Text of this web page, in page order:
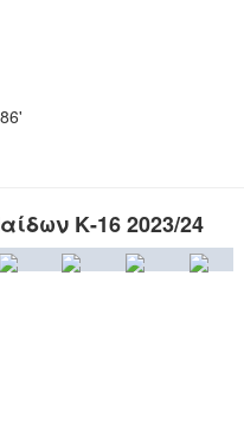
86'
Κ-16 2023/24